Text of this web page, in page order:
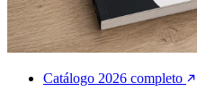
Catálogo 2026 completo